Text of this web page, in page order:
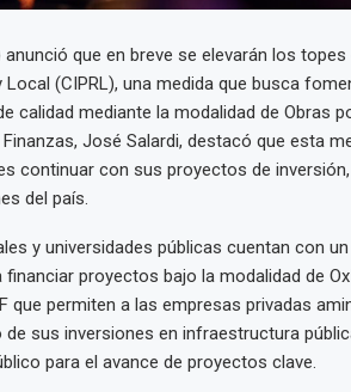
que en breve se elevarán los topes
(CIPRL), una medida que busca
calidad mediante la modalidad de Obras
José Salardi, destacó que esta
continuar con sus proyectos de inversión,
del país.
y universidades públicas cuentan con
proyectos bajo la modalidad de
que permiten a las empresas privadas
sus inversiones en infraestructura
para el avance de proyectos clave.